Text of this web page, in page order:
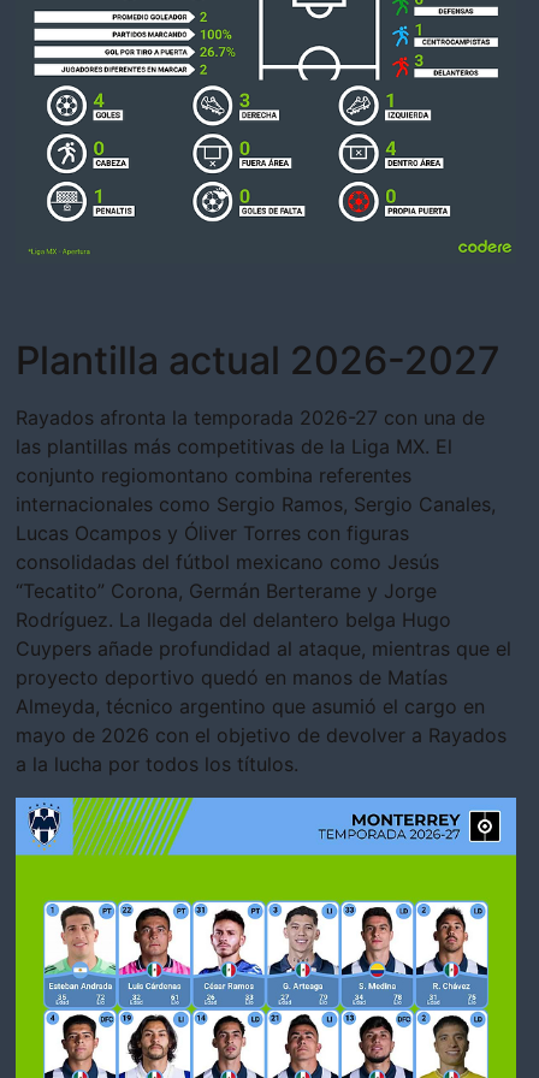
Plantilla actual 2026-2027
Rayados afronta la temporada 2026-27 con una de
las plantillas más competitivas de la Liga MX. El
conjunto regiomontano combina referentes
internacionales como Sergio Ramos, Sergio Canales,
Lucas Ocampos y Óliver Torres con figuras
consolidadas del fútbol mexicano como Jesús
“Tecatito” Corona, Germán Berterame y Jorge
Rodríguez. La llegada del delantero belga Hugo
Cuypers añade profundidad al ataque, mientras que el
proyecto deportivo quedó en manos de Matías
Almeyda, técnico argentino que asumió el cargo en
mayo de 2026 con el objetivo de devolver a Rayados
a la lucha por todos los títulos.